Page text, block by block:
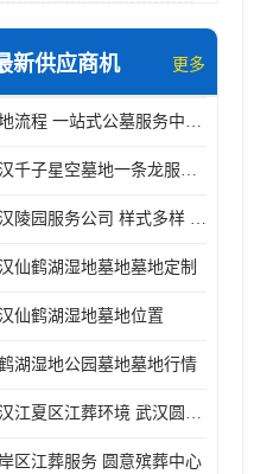
新供应商机 更多
墓地流程 一站式公墓服务中心 武汉圆意殡葬有限公司
武汉千子星空墓地一条龙服务 出入顺畅 圆意殡葬
武汉陵园服务公司 样式多样 圆意殡葬中心
仙鹤湖湿地墓地墓地定制
仙鹤湖湿地墓地位置
湖湿地公园墓地墓地行情
武汉江夏区江葬环境 武汉圆意殡葬有限公司
区江葬服务 圆意殡葬中心